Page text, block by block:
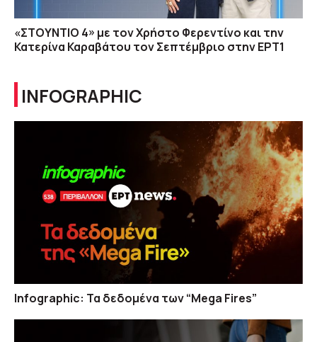
«ΣΤΟΥΝΤΙΟ 4» με τον Χρήστο Φερεντίνο και την
Κατερίνα Καραβάτου τον Σεπτέμβριο στην ΕΡΤ1
INFOGRAPHIC
Infographic: Τα δεδομένα των “Mega Fires”